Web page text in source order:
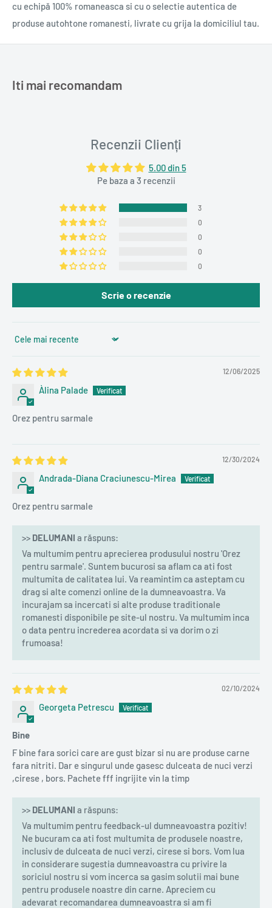
cu echipă 100% romaneasca si cu o selectie autentica de
produse autohtone romanesti, livrate cu grija la domiciliul tau.
Iti mai recomandam
Recenzii Clienți
5.00 din 5
Pe baza a 3 recenzii
3
0
0
0
0
Scrie o recenzie
Sort by
12/06/2025
Àlina Palade
Orez pentru sarmale
12/30/2024
Andrada-Diana Craciunescu-Mirea
Orez pentru sarmale
>> DELUMANI a răspuns:
Va multumim pentru aprecierea produsului nostru 'Orez
pentru sarmale'. Suntem bucurosi sa aflam ca ati fost
multumita de calitatea lui. Va reamintim ca asteptam cu
drag si alte comenzi online de la dumneavoastra. Va
incurajam sa incercati si alte produse traditionale
romanesti disponibile pe site-ul nostru. Va multumim inca
o data pentru increderea acordata si va dorim o zi
frumoasa!
02/10/2024
Georgeta Petrescu
Bine
F bine fara sorici care are gust bizar si nu are produse carne
fara nitriti. Dar e singurul unde gasesc dulceata de nuci verzi
,cirese , bors. Pachete fff ingrijite vin la timp
>> DELUMANI a răspuns:
Va multumim pentru feedback-ul dumneavoastra pozitiv!
Ne bucuram ca ati fost multumita de produsele noastre,
inclusiv de dulceata de nuci verzi, cirese si bors. Vom lua
in considerare sugestia dumneavoastra cu privire la
soriciul nostru si vom incerca sa gasim solutii mai bune
pentru produsele noastre din carne. Apreciem cu
adevarat recomandarea dumneavoastra si am fi